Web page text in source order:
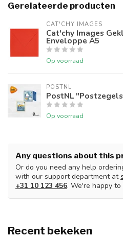
Gerelateerde producten
CAT'CHY IMAGES
Cat'chy Images
Enveloppe A5
Op voorraad
POSTNL
PostNL
Op voorraad
Any questions about this
Or do you need any help
with our support department at
+31 10 123 456. We're happy to
Recent bekeken